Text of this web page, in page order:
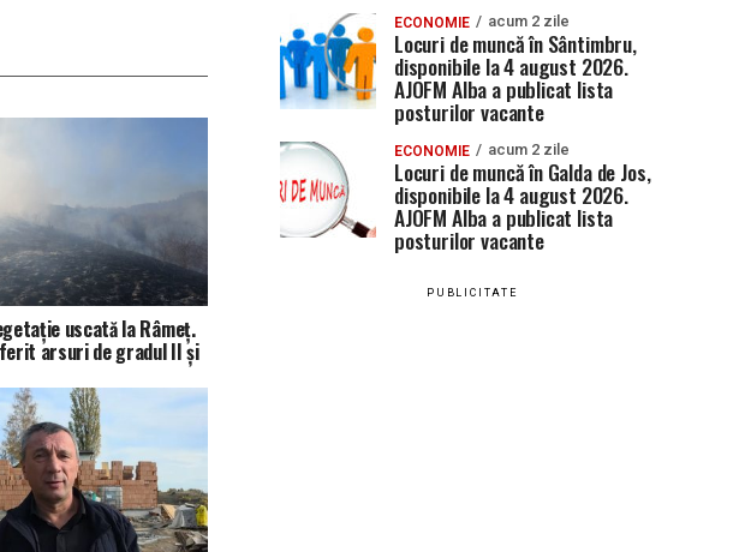
uscată la Râmeț.
arsuri de gradul II și
ECONOMIE acum 2 zile
Locuri de muncă în Sântimbru,
disponibile la 4 august 2026.
AJOFM Alba a publicat lista
posturilor vacante
ECONOMIE acum 2 zile
Locuri de muncă în Galda de Jos,
disponibile la 4 august 2026.
AJOFM Alba a publicat lista
posturilor vacante
PUBLICITATE